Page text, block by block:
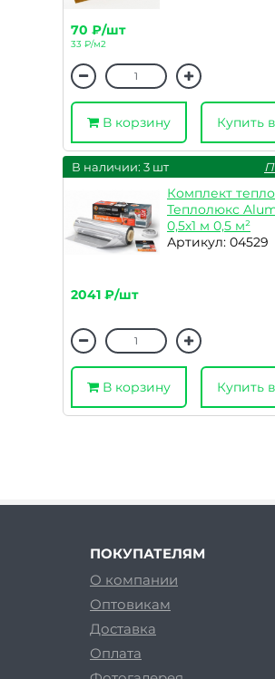
70 ₽/шт
33 ₽/м2
В корзину Купить
В наличии: 3 шт
Комплект
Теплолюкс
0,5х1 м 0,5 м²
Артикул: 04529
2041 ₽/шт
В корзину Купить
ПОКУПАТЕЛЯМ
О компании
Оптовикам
Доставка
Оплата